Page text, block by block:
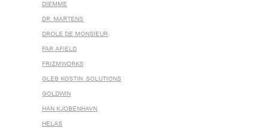
DIEMME
DR. MARTENS
DROLE DE MONSIEUR
FAR AFIELD
FRIZMWORKS
GLEB KOSTIN .SOLUTIONS
GOLDWIN
HAN KJOBENHAVN
HELAS